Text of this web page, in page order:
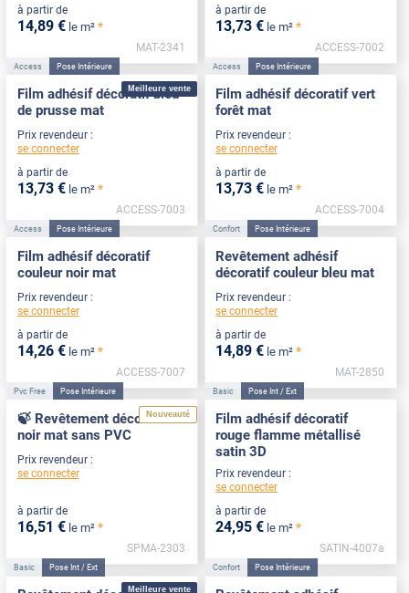
à partir de
14,89 € le m² *
MAT-2341
à partir de
13,73 € le m² *
ACCESS-7002
Meilleure vente
Access Pose Intérieure
Film adhésif décoratif bleu
de prusse mat
Prix revendeur :
se connecter
à partir de
13,73 € le m² *
ACCESS-7003
Access Pose Intérieure
Film adhésif décoratif vert
forêt mat
Prix revendeur :
se connecter
à partir de
13,73 € le m² *
ACCESS-7004
Access Pose Intérieure
Film adhésif décoratif
couleur noir mat
Prix revendeur :
se connecter
à partir de
14,26 € le m² *
ACCESS-7007
Confort Pose Intérieure
Revêtement adhésif
décoratif couleur bleu mat
Prix revendeur :
se connecter
à partir de
14,89 € le m² *
MAT-2850
Nouveauté
Pvc Free Pose Intérieure
🍃 Revêtement décoratif
noir mat sans PVC
Prix revendeur :
se connecter
à partir de
16,51 € le m² *
SPMA-2303
Basic Pose Int / Ext
Film adhésif décoratif
rouge flamme métallisé
satin 3D
Prix revendeur :
se connecter
à partir de
24,95 € le m² *
SATIN-4007a
Meilleure vente
Basic Pose Int / Ext Confort Pose Intérieure